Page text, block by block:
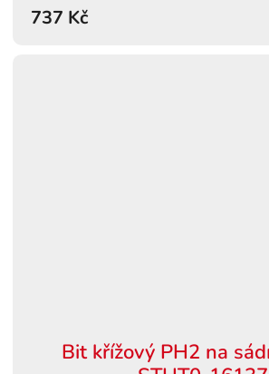
737 Kč
Bit křížový PH2 na